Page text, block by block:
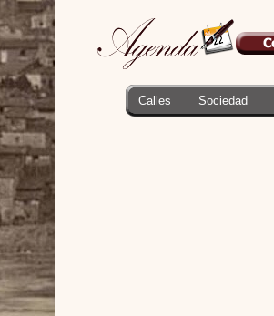
Calles Sociedad